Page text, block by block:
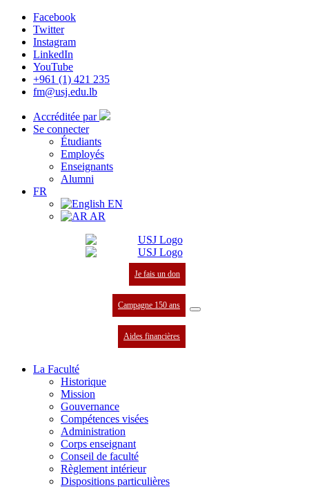
Facebook
Twitter
Instagram
LinkedIn
YouTube
+961 (1) 421 235
fm@usj.edu.lb
Accréditée par
Se connecter
Étudiants
Employés
Enseignants
Alumni
FR
EN
AR
Je fais un don
Campagne 150 ans
Aides financières
La Faculté
Historique
Mission
Gouvernance
Compétences visées
Administration
Corps enseignant
Conseil de faculté
Règlement intérieur
Dispositions particulières